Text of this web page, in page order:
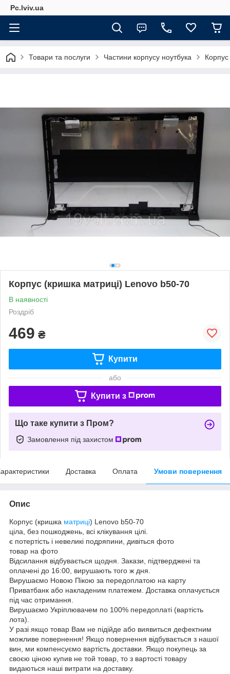
Pc.lviv.ua
Товари та послуги Частини корпусу ноутбука
Корпус (кришка матриці) Lenovo b50-70
В наявності
Роздріб
469 ₴
Купити
або
Купити з
Що таке купити з Пром?
Замовлення під захистом
Доставка Оплата Умови повернення
Опис
Корпус (кришка матриці) Lenovo b50-70
ціла, без пошкоджень, всі клікування цілі.
є потертість і невеликі подряпини, дивіться фото
товар на фото
Відсилання відбувається щодня. Закази, підтверджені та
оплачені до 16:00, вирушають того ж дня.
Вирушаємо Новою Пікою за передоплатою на карту
Приватбанк або накладеним платежем. Доставка оплачується
під час отримання.
Вирушаємо Укріплювачем по 100% передоплаті (вартість
лота).
У разі якщо товар Вам не підійде або виявиться дефектним
можливе повернення! Якщо повернення відбувається з нашої
вин, ми компенсуємо вартість доставки. Якщо покупець за
своєю ціною купив не той товар, то з вартості товару
видаються наші витрати на доставку.